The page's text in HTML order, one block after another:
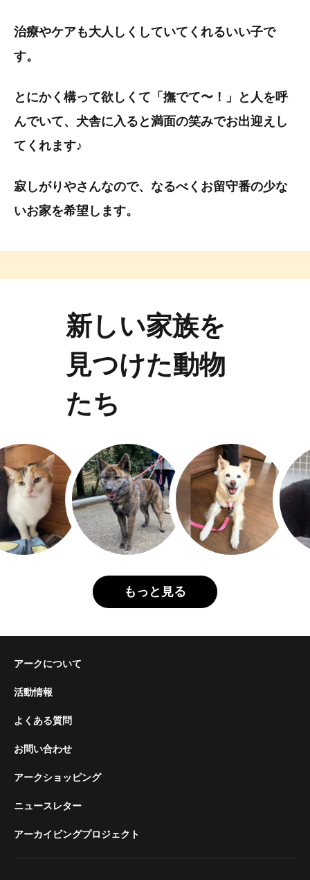
治療やケアも大人しくしていてくれるいい子で
す。
とにかく構って欲しくて「撫でて〜！」と人を呼
んでいて、犬舎に入ると満面の笑みでお出迎えし
てくれます♪
寂しがりやさんなので、なるべくお留守番の少な
いお家を希望します。
新しい家族を
見つけた動物
たち
もっと見る
アークについて
活動情報
よくある質問
お問い合わせ
アークショッピング
ニュースレター
アーカイビングプロジェクト